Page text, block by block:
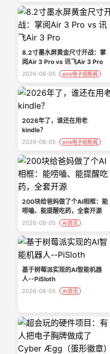
8.2寸墨水屏黄金尺寸开战：掌
阅Air 3 Pro vs 讯飞Air 3 Pro
2026-08-05 eink电子纸新闻
2026年了，谁还在用老
kindle？
2026-08-05 eink电子纸新闻
200块给爸妈做了个AI相框：能
唠嗑、能提醒吃药，全套开源
2026-08-05 AI资讯
基于树莓派实现的AI智能机器
人--PiSloth
2026-08-05 AI资讯